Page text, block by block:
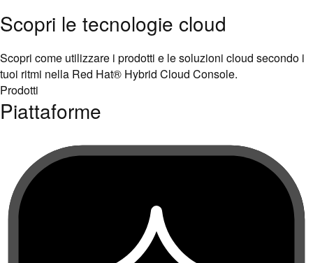
Scopri le tecnologie cloud
Scopri come utilizzare i prodotti e le soluzioni cloud secondo i
tuoi ritmi nella Red Hat® Hybrid Cloud Console.
Prodotti
Piattaforme